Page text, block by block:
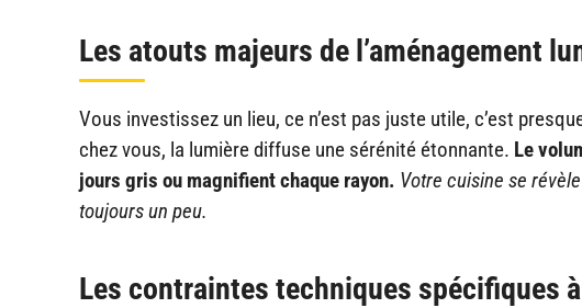
Les atouts majeurs de l’aménagement
Vous investissez un lieu, ce n’est pas juste utile, c’est
chez vous, la lumière diffuse une sérénité étonnante. Le
jours gris ou magnifient chaque rayon. Votre cuisine se
toujours un peu.
Les contraintes techniques spécifiques